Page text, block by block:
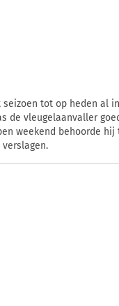
seizoen tot op heden al
de vleugelaanvaller
weekend behoorde